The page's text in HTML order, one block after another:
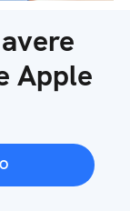
Apple